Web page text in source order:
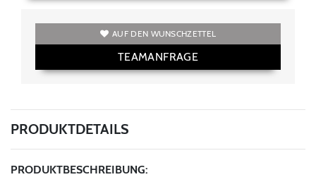
AUF DEN WUNSCHZETTEL
TEAMANFRAGE
PRODUKTDETAILS
PRODUKTBESCHREIBUNG: